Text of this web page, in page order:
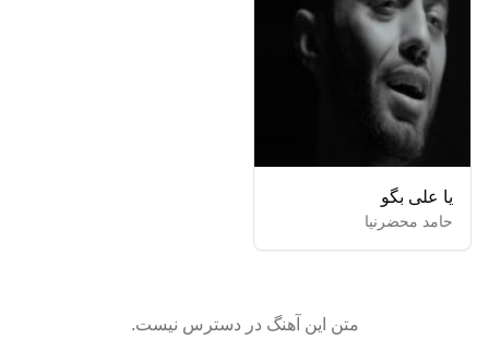
یا علی بگو
حامد محضرنیا
متن این آهنگ در دسترس نیست.